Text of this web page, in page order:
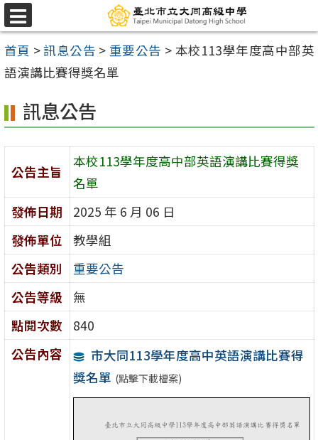
跳
至
主
要
容
區
選
單
首頁 >訊息公告 > 重要公告 > 本校113學年度高中部英
語演講比賽得獎名單
訊息公告
公告主旨
本校113學年度高中部英語演講比賽得獎
名單
發佈日期
2025 年 6 月 06 日
發佈單位
教學組
公告類別
重要公告
公告等級
無
點閱次數
840
公告內容
市大同113學年度高中英語演講比賽得
獎名單 (點擊下載檔案)